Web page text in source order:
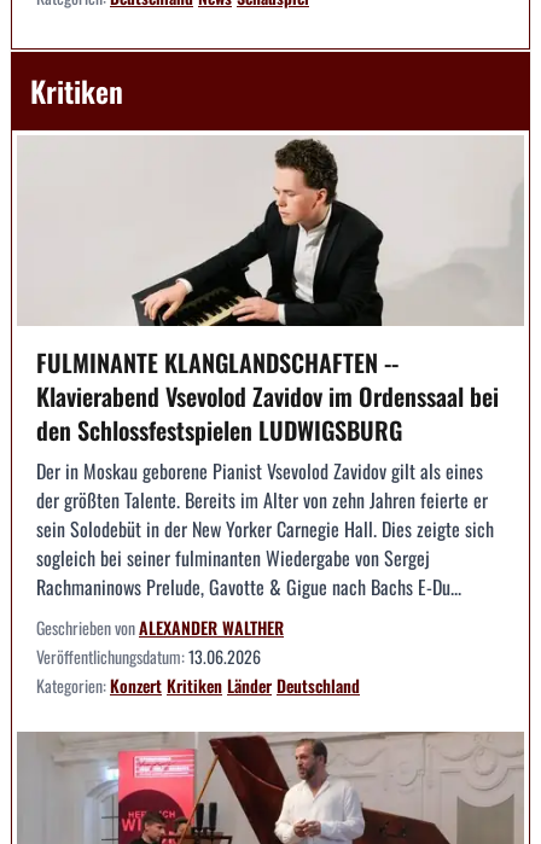
Kritiken
FULMINANTE KLANGLANDSCHAFTEN --
Klavierabend Vsevolod Zavidov im Ordenssaal bei
den Schlossfestspielen LUDWIGSBURG
Der in Moskau geborene Pianist Vsevolod Zavidov gilt als eines
der größten Talente. Bereits im Alter von zehn Jahren feierte er
sein Solodebüt in der New Yorker Carnegie Hall. Dies zeigte sich
sogleich bei seiner fulminanten Wiedergabe von Sergej
Rachmaninows Prelude, Gavotte & Gigue nach Bachs E-Du...
Geschrieben vonALEXANDER WALTHER
Veröffentlichungsdatum:13.06.2026
Kategorien:KonzertKritikenLänderDeutschland